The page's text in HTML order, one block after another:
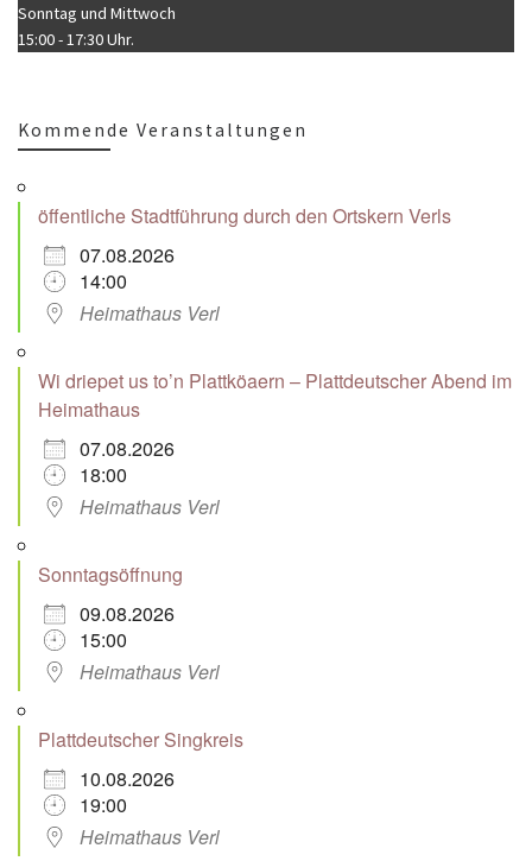
Sonntag und Mittwoch
15:00 - 17:30 Uhr.
Kommende Veranstaltungen
öffentliche Stadtführung durch den Ortskern Verls
07.08.2026
14:00
Heimathaus Verl
Wi driepet us to’n Plattköaern – Plattdeutscher Abend im
Heimathaus
07.08.2026
18:00
Heimathaus Verl
Sonntagsöffnung
09.08.2026
15:00
Heimathaus Verl
Plattdeutscher Singkreis
10.08.2026
19:00
Heimathaus Verl